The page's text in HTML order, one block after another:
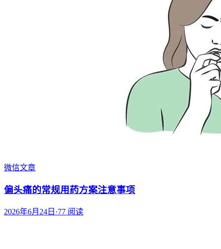
微信文章
偏头痛的常规用药方案注意事项
2026年6月24日 ·77 阅读